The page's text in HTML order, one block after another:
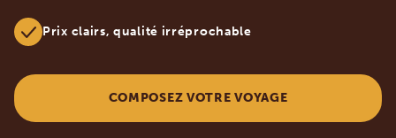
Prix clairs, qualité irréprochable
COMPOSEZ VOTRE VOYAGE